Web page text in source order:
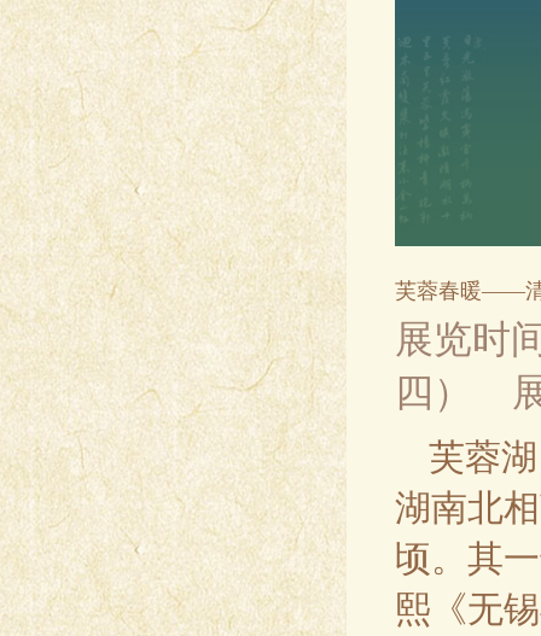
芙蓉春暖——清
展览时
四）
芙蓉
湖南北
顷。其
熙《无